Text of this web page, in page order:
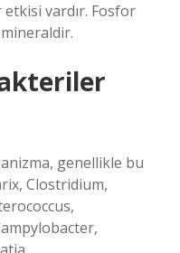
etkisi vardır. Fosfor
genellikle bu
Clostridium,